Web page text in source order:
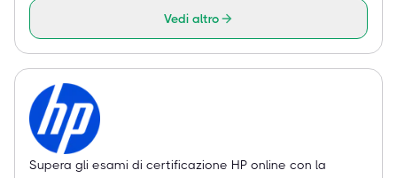
Vedi altro
Supera gli esami di certificazione HP online con la